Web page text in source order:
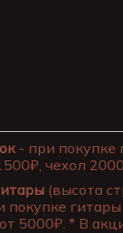
- при покупке
чехол
(высота
покупке
5000₽. * В